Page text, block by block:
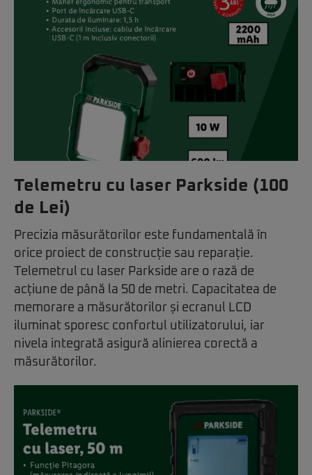
Telemetru cu laser Parkside (100
de Lei)
Precizia măsurătorilor este fundamentală în
orice proiect de construcție sau reparație.
Telemetrul cu laser Parkside are o rază de
acțiune de până la 50 de metri. Capacitatea de
memorare a măsurătorilor și ecranul LCD
iluminat sporesc confortul utilizatorului, iar
nivela integrată asigură alinierea corectă a
măsurătorilor.